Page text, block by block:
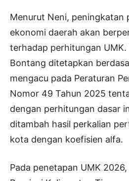
Menurut Neni, peningkatan
ekonomi daerah akan
terhadap perhitungan UMK.
Bontang ditetapkan
mengacu pada Peraturan
Nomor 49 Tahun 2025
dengan perhitungan dasar
ditambah hasil perkalian
kota dengan koefisien alfa.
Pada penetapan UMK